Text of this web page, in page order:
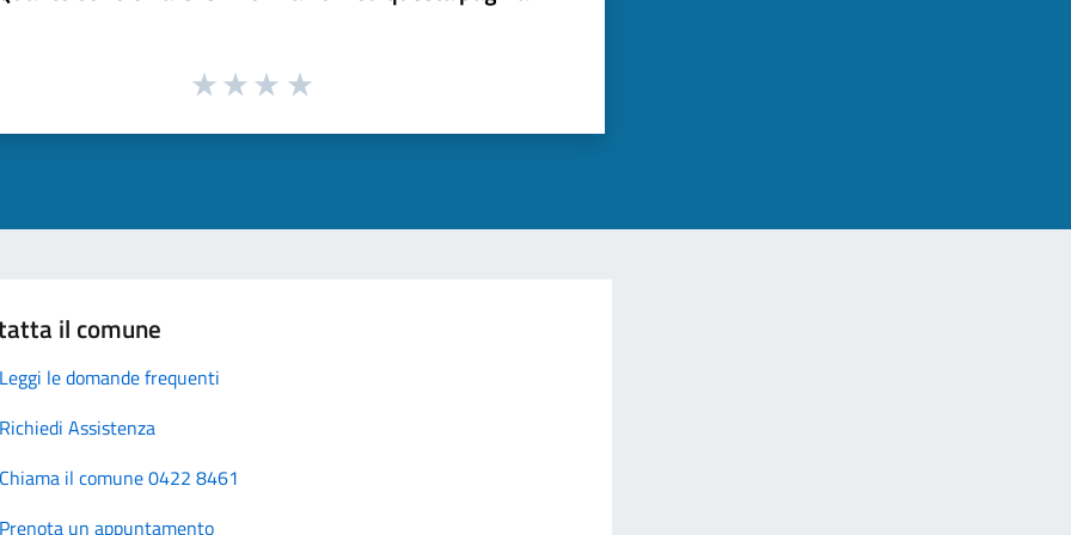
il comune
Leggi le domande frequenti
Richiedi Assistenza
Chiama il comune 0422 8461
Prenota un appuntamento